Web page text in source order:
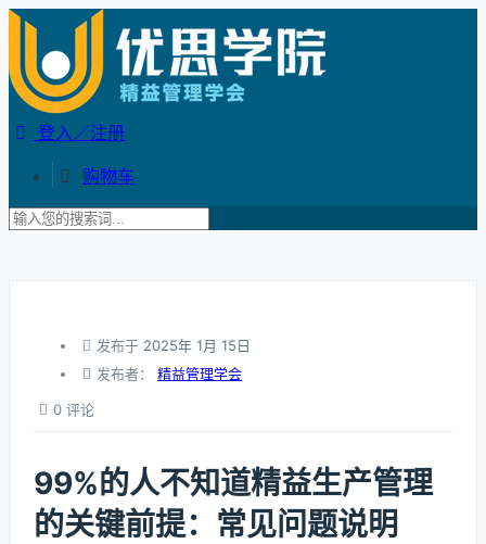
登入／注册
购物车
发布于 2025年 1月 15日
发布者：精益管理学会
0 评论
99%的人不知道精益生产管理
的关键前提：常见问题说明